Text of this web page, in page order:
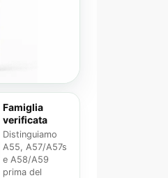
Famiglia
verificata
Distinguiamo
A55, A57/A57s
e A58/A59
prima del